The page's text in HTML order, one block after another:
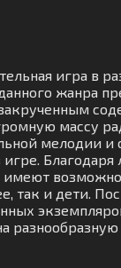
игра в
жанра
массу
мелодии и
Благодаря
так и дети.